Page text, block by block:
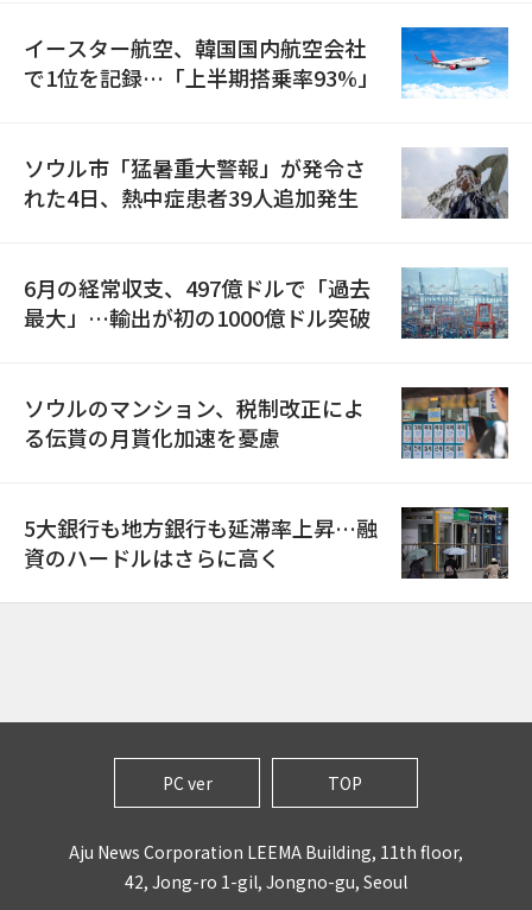
イースター航空、韓国国内航空会社
で1位を記録…「上半期搭乗率93%」
ソウル市「猛暑重大警報」が発令さ
れた4日、熱中症患者39人追加発生
6月の経常収支、497億ドルで「過去
最大」…輸出が初の1000億ドル突破
ソウルのマンション、税制改正によ
る伝貰の月貰化加速を憂慮
5大銀行も地方銀行も延滞率上昇…融
資のハードルはさらに高く
PC ver TOP
Aju News Corporation LEEMA Building, 11th floor,
42, Jong-ro 1-gil, Jongno-gu, Seoul